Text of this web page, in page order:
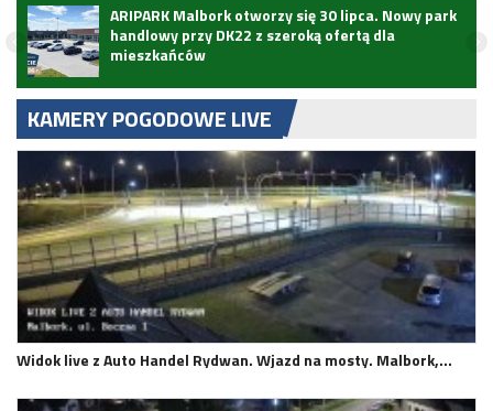
ARIPARK Malbork otworzy się 30 lipca. Nowy park
handlowy przy DK22 z szeroką ofertą dla
mieszkańców
KAMERY POGODOWE LIVE
Widok live z Auto Handel Rydwan. Wjazd na mosty. Malbork,…